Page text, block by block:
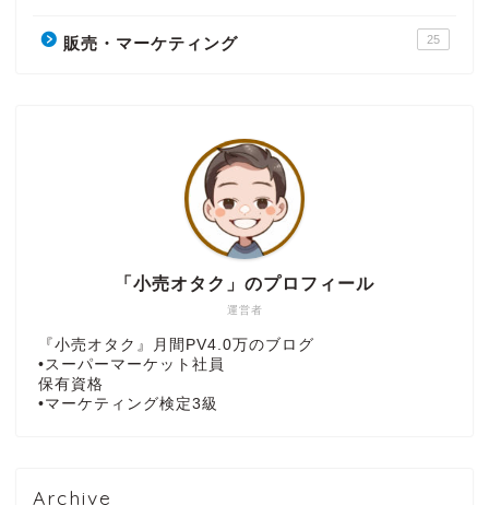
販売・マーケティング 25
運営者
「小売オタク」のプロフィール
『小売オタク』月間PV4.0万のブログ
•スーパーマーケット社員
保有資格
•マーケティング検定3級
Archive